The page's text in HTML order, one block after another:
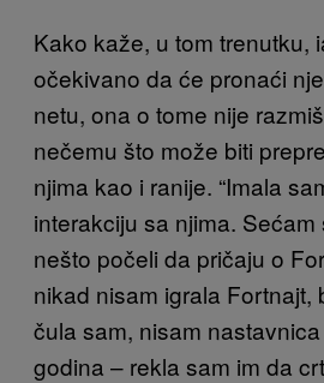
Kako kaže, u tom trenutku,
očekivano da će pronaći
netu, ona o tome nije
nečemu što može biti
njima kao i ranije. “Imala
interakciju sa njima. Sećam
nešto počeli da pričaju o
nikad nisam igrala Fortnajt,
čula sam, nisam
godina – rekla sam im da